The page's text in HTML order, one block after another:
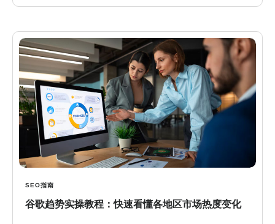
SEO指南
谷歌趋势实操教程：快速看懂各地区市场热度变化